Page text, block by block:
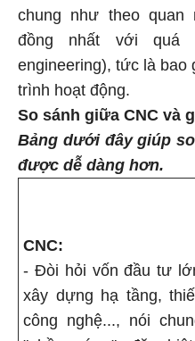
chung như theo quan
đồng nhất với quá
engineering), tức là bao
trình hoạt động.
So sánh giữa CNC và
Bảng dưới đây giúp
được dễ dàng hơn.
CNC:
- Đòi hỏi vốn đầu tư
xây dựng hạ tầng,
công nghệ..., nói